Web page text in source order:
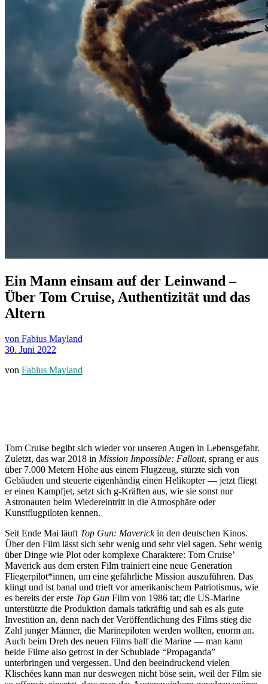
Ein Mann einsam auf der Leinwand –
Über Tom Cruise, Authentizität und das
Altern
von Fabius Mayland
30. Juni 2022
von Fabius Mayland
Tom Cruise begibt sich wieder vor unseren Augen in Lebensgefahr.
Zuletzt, das war 2018 in Mission Impossible: Fallout, sprang er aus
über 7.000 Metern Höhe aus einem Flugzeug, stürzte sich von
Gebäuden und steuerte eigenhändig einen Helikopter — jetzt fliegt
er einen Kampfjet, setzt sich g-Kräften aus, wie sie sonst nur
Astronauten beim Wiedereintritt in die Atmosphäre oder
Kunstflugpiloten kennen.
Seit Ende Mai läuft Top Gun: Maverickin den deutschen Kinos.
Über den Film lässt sich sehr wenig und sehr viel sagen. Sehr wenig
über Dinge wie Plot oder komplexe Charaktere: Tom Cruise’
Maverick aus dem ersten Film trainiert eine neue Generation
Fliegerpilot*innen, um eine gefährliche Mission auszuführen. Das
klingt und ist banal und trieft vor amerikanischem Patriotismus, wie
es bereits der erste Top Gun Film von 1986 tat; die US-Marine
unterstützte die Produktion damals tatkräftig und sah es als gute
Investition an, denn nach der Veröffentlichung des Films stieg die
Zahl junger Männer, die Marinepiloten werden wollten, enorm an.
Auch beim Dreh des neuen Films half die Marine — man kann
beide Filme also getrost in der Schublade “Propaganda”
unterbringen und vergessen. Und den beeindruckend vielen
Klischées kann man nur deswegen nicht böse sein, weil der Film sie